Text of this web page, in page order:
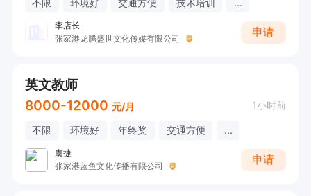
不限 环境好 交通方便 技术培训 ...
李店长
张家港龙腾盛世文化传媒有限公司
申请
英文教师
8000-12000 元/月 1小时前
不限 环境好 年终奖 交通方便 ...
虞捷
张家港蓝鱼文化传播有限公司
申请